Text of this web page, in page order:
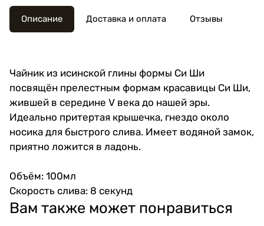
Описание Доставка и оплата Отзывы
Чайник из исинской глины формы Си Ши
посвящён прелестным формам красавицы Си Ши,
жившей в середине V века до нашей эры.
Идеально притертая крышечка, гнездо около
носика для быстрого слива. Имеет водяной замок,
приятно ложится в ладонь.
Объём: 100мл
Скорость слива: 8 секунд
Вам также может понравиться